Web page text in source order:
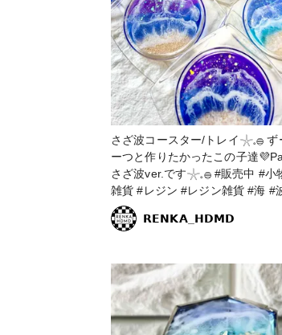
さざ波コースター/トレイ𓇼𓈒𓐍 ずーー
ーつと作りたかったこの子達
さざ波ver.です𓇼𓈒𓐍 #販売中 #小物・
雑貨 #レジン #レジン雑貨 #海 #波 #
さざ波 #さざ波レジン #さざ波コース
ター #さざ波トレイ #コースター #ト
ート講座認定講師 #アクセサリートレ
イ
𝗥𝗘𝗡𝗞𝗔_𝗛𝗗𝗠𝗗